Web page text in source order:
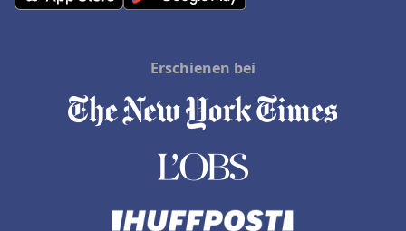
Erschienen bei